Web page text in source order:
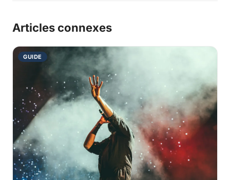
Articles connexes
GUIDE